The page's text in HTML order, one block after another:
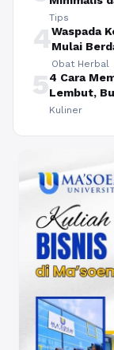
Tips
4Waspada
Mulai
Obat Herbal
54 Cara
Lembut,
Kuliner